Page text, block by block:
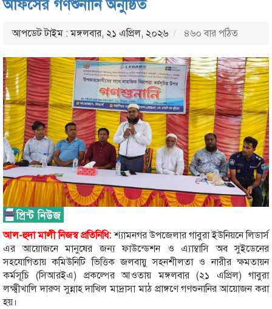
অফিসের গণশুনানি অনুষ্ঠিত
আপডেট টাইম : মঙ্গলবার, ২১ এপ্রিল, ২০২৬ ৪৬০ বার পঠিত
আল-হুদা মালী নিজস্ব প্রতিনিধি:শ্যামনগর উপজেলার গাবুরা ইউনিয়নে লিডার্স
এর আয়োজনে মানুষের জন্য ফাউন্ডেশন ও এ্যাম্বাসি অব সুইডেনের
সহযোগিতায় কমিউনিটি ভিত্তিক জলবায়ু সহনশীলতা ও নারীর ক্ষমতায়ন
কর্মসূচি (সিআরইএ) প্রকল্পের আওতায় মঙ্গলবার (২১ এপ্রিল) গাবুরা
লক্ষ্মীখালি দারুস সুন্নাহ দাখিল মাদ্রাসা মাঠ প্রাঙ্গণে গণশুনানির আয়োজন করা
হয়।